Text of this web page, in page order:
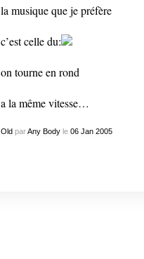
la musique que je préfère
c’est celle du:
on tourne en rond
a la même vitesse…
OldparAny Bodyle 06 Jan 2005